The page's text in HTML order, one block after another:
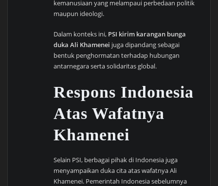
kemanusiaan yang melampaui perbedaan politik
maupun ideologi.
Dalam konteks ini, PSI kirim karangan bunga
duka Ali Khamenei juga dipandang sebagai
bentuk penghormatan terhadap hubungan
antarnegara serta solidaritas global.
Respons Indonesia
Atas Wafatnya
Khamenei
Selain PSI, berbagai pihak di Indonesia juga
menyampaikan duka cita atas wafatnya Ali
Khamenei. Pemerintah Indonesia sebelumnya